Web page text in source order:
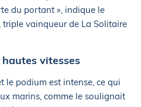
du portant », indique le
triple vainqueur de La Solitaire
vitesses
le podium est intense, ce qui
marins, comme le soulignait